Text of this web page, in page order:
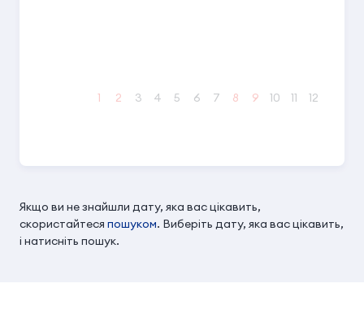
1 2 3 4 5 6 7 8 9 10 11 12
Якщо ви не знайшли дату, яка вас цікавить,
скористайтеся пошуком. Виберіть дату, яка вас цікавить,
і натисніть пошук.